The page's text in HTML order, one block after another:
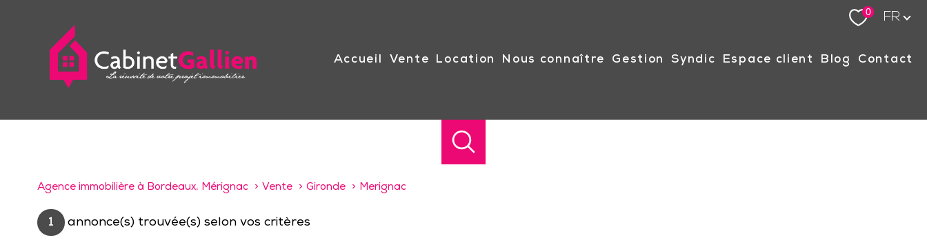
0 Langue
FR
accueil vente location nous connaître gestion syndic espace client blog contact
Agence immobilière à Bordeaux, Mérignac Vente Gironde Merignac
1 annonce(s) trouvée(s) selon vos critères